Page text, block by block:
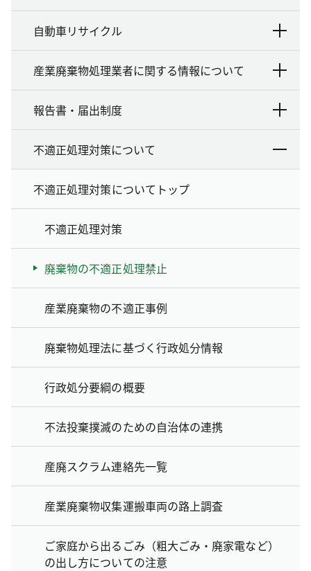
自動車リサイクル
産業廃棄物処理業者に関する情報について
報告書・届出制度
不適正処理対策について
不適正処理対策についてトップ
不適正処理対策
廃棄物の不適正処理禁止
産業廃棄物の不適正事例
廃棄物処理法に基づく行政処分情報
行政処分要綱の概要
不法投棄撲滅のための自治体の連携
産廃スクラム連絡先一覧
産業廃棄物収集運搬車両の路上調査
ご家庭から出るごみ（粗大ごみ・廃家電など）
の出し方についての注意